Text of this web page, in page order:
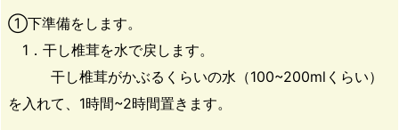
①下準備をします。
1．干し椎茸を水で戻します。
干し椎茸がかぶるくらいの水（100~200mlくらい）
を入れて、1時間~2時間置きます。